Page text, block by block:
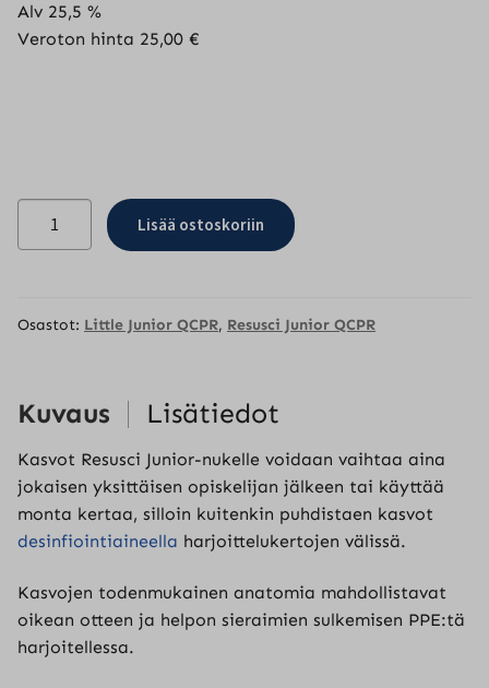
Alv 25,5 %
Veroton hinta 25,00 €
kpl
Lisää ostoskoriin
Osastot: Little Junior QCPR, Resusci Junior QCPR
Kuvaus Lisätiedot
Kasvot Resusci Junior-nukelle voidaan vaihtaa aina
jokaisen yksittäisen opiskelijan jälkeen tai käyttää
monta kertaa, silloin kuitenkin puhdistaen kasvot
desinfiointiaineella harjoittelukertojen välissä.
Kasvojen todenmukainen anatomia mahdollistavat
oikean otteen ja helpon sieraimien sulkemisen PPE:tä
harjoitellessa.